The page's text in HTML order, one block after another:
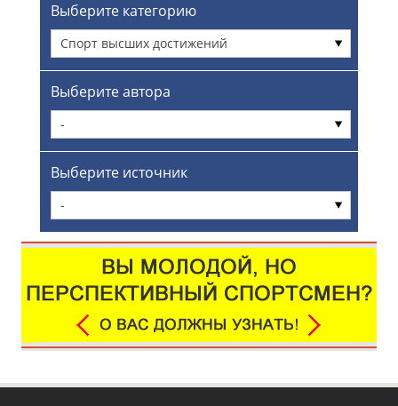
Выберите категорию
Спорт высших достижений
Выберите автора
-
Выберите источник
-